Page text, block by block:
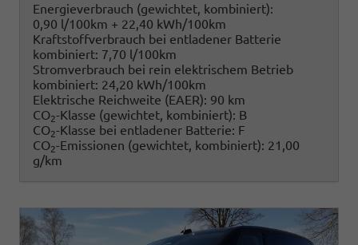
Energieverbrauch (gewichtet, kombiniert):
0,90 l/100km + 22,40 kWh/100km
Kraftstoffverbrauch bei entladener Batterie
kombiniert: 7,70 l/100km
Stromverbrauch bei rein elektrischem Betrieb
kombiniert: 24,20 kWh/100km
Elektrische Reichweite (EAER): 90 km
CO2-Klasse (gewichtet, kombiniert): B
CO2-Klasse bei entladener Batterie: F
CO2-Emissionen (gewichtet, kombiniert): 21,00
g/km